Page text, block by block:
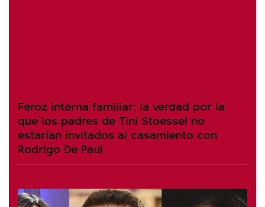
Feroz interna familiar: la verdad por la
que los padres de Tini Stoessel no
estarían invitados al casamiento con
Rodrigo De Paul